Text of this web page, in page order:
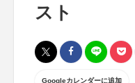
スト
Googleカレンダーに追加